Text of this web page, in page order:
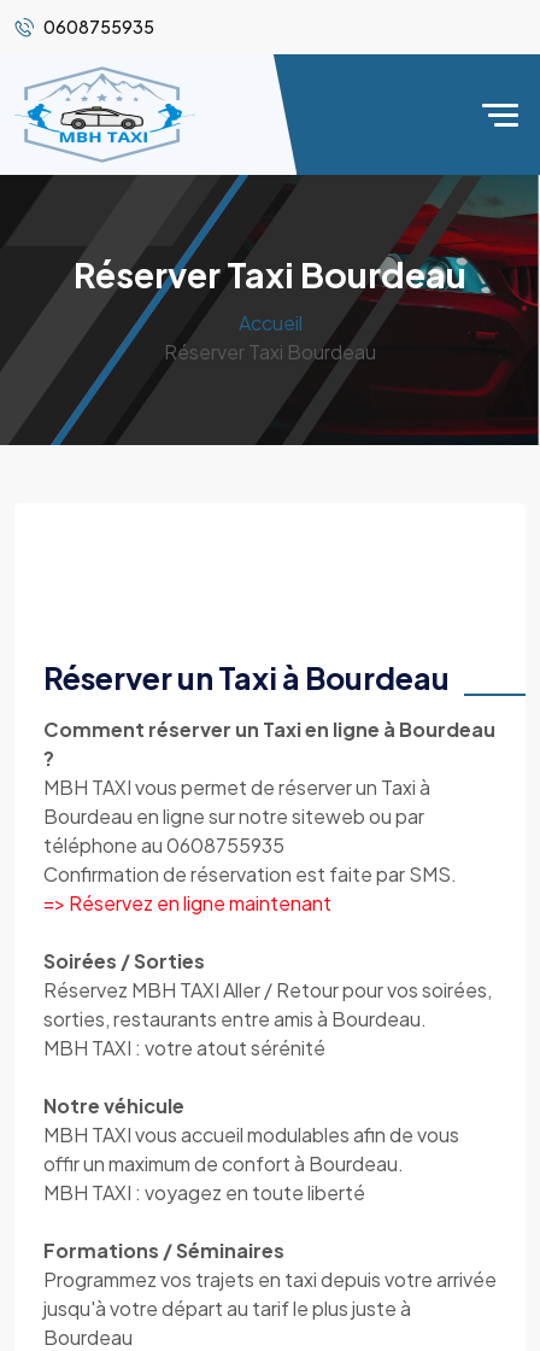
0608755935
Réserver Taxi Bourdeau
Accueil
Réserver Taxi Bourdeau
Réserver un Taxi à Bourdeau
Comment réserver un Taxi en ligne à Bourdeau
?
MBH TAXI vous permet de réserver un Taxi à
Bourdeau en ligne sur notre siteweb ou par
téléphone au 0608755935
Confirmation de réservation est faite par SMS.
=> Réservez en ligne maintenant
Soirées / Sorties
Réservez MBH TAXI Aller / Retour pour vos soirées,
sorties, restaurants entre amis à Bourdeau.
MBH TAXI : votre atout sérénité
Notre véhicule
MBH TAXI vous accueil modulables afin de vous
offir un maximum de confort à Bourdeau.
MBH TAXI : voyagez en toute liberté
Formations / Séminaires
Programmez vos trajets en taxi depuis votre arrivée
jusqu'à votre départ au tarif le plus juste à
Bourdeau